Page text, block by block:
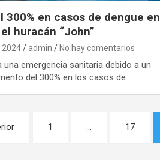
300% en casos de dengue en
huracán “John”
2024 admin No hay comentarios
una emergencia sanitaria debido a un
del 300% en los casos de…
1 … 17